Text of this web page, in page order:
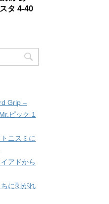
タ 4-40
Grip –
ピック 1
ニスミに
アドから
に剥がれ